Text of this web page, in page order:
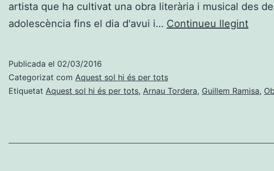
artista que ha cultivat una obra literària i musical des
adolescència fins el dia d'avui i… Continueu llegint
per
Publicada el 02/03/2016
Categorizat com Aquest sol hi és per tots
Etiquetat Aquest sol hi és per tots, Arnau Tordera, Guillem Ramisa,